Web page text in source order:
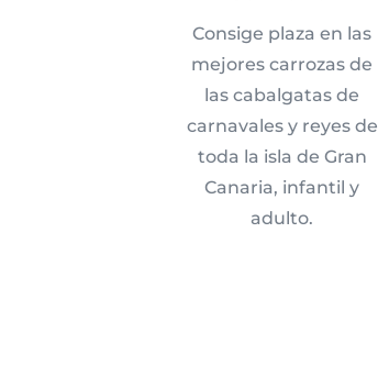
Consige plaza en las
mejores carrozas de
las cabalgatas de
carnavales y reyes de
toda la isla de Gran
Canaria, infantil y
adulto.